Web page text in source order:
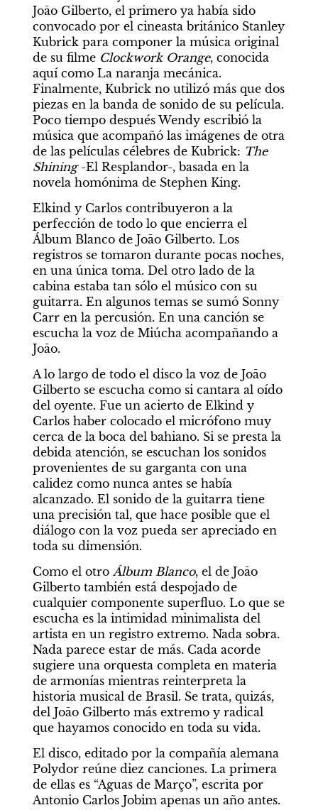
Joāo Gilberto, el primero ya había sido
convocado por el cineasta británico Stanley
Kubrick para componer la música original
de su filme Clockwork Orange, conocida
aquí como La naranja mecánica.
Finalmente, Kubrick no utilizó más que dos
piezas en la banda de sonido de su película.
Poco tiempo después Wendy escribió la
música que acompañó las imágenes de otra
de las películas célebres de Kubrick: The
Shining -El Resplandor-, basada en la
novela homónima de Stephen King.
Elkind y Carlos contribuyeron a la
perfección de todo lo que encierra el
Álbum Blanco de Joāo Gilberto. Los
registros se tomaron durante pocas noches,
en una única toma. Del otro lado de la
cabina estaba tan sólo el músico con su
guitarra. En algunos temas se sumó Sonny
Carr en la percusión. En una canción se
escucha la voz de Miúcha acompañando a
Joāo.
A lo largo de todo el disco la voz de Joāo
Gilberto se escucha como si cantara al oído
del oyente. Fue un acierto de Elkind y
Carlos haber colocado el micrófono muy
cerca de la boca del bahiano. Si se presta la
debida atención, se escuchan los sonidos
provenientes de su garganta con una
calidez como nunca antes se había
alcanzado. El sonido de la guitarra tiene
una precisión tal, que hace posible que el
diálogo con la voz pueda ser apreciado en
toda su dimensión.
Como el otro Álbum Blanco, el de Joāo
Gilberto también está despojado de
cualquier componente superfluo. Lo que se
escucha es la intimidad minimalista del
artista en un registro extremo. Nada sobra.
Nada parece estar de más. Cada acorde
sugiere una orquesta completa en materia
de armonías mientras reinterpreta la
historia musical de Brasil. Se trata, quizás,
del Joāo Gilberto más extremo y radical
que hayamos conocido en toda su vida.
El disco, editado por la compañía alemana
Polydor reúne diez canciones. La primera
de ellas es “Aguas de Março”, escrita por
Antonio Carlos Jobim apenas un año antes.